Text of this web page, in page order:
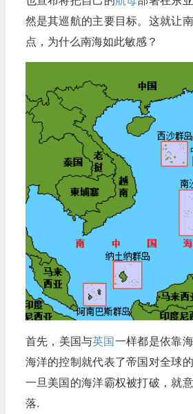
然是其巡航的主要目标。这就让
点，为什么南海如此敏感？
首先，美国与英国一样都是依靠
海洋的控制就代表了帝国对全球
一旦美国的海洋霸权被打破，就
落.